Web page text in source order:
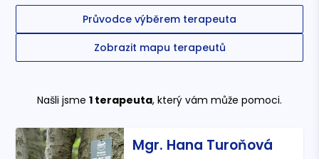
Průvodce výběrem terapeuta
Zobrazit mapu terapeutů
Našli jsme 1 terapeuta, který vám může pomoci.
Mgr. Hana Turoňová